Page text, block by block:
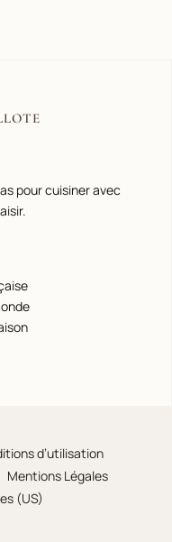
pour cuisiner avec
d’utilisation
Mentions Légales
(US)